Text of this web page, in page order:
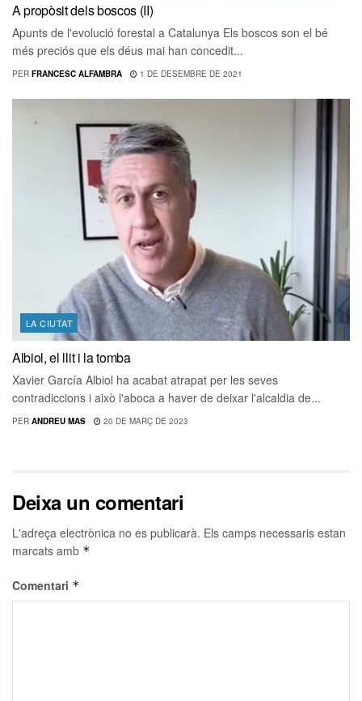
A propòsit dels boscos (II)
Apunts de l'evolució forestal a Catalunya Els boscos son el bé
més preciós que els déus mai han concedit...
PER FRANCESC ALFAMBRA 1 DE DESEMBRE DE 2021
LA CIUTAT
Albiol, el llit i la tomba
Xavier García Albiol ha acabat atrapat per les seves
contradiccions i això l'aboca a haver de deixar l'alcaldia de...
PER ANDREU MAS 20 DE MARÇ DE 2023
Deixa un comentari
L'adreça electrònica no es publicarà. Els camps necessaris estan
marcats amb *
Comentari *